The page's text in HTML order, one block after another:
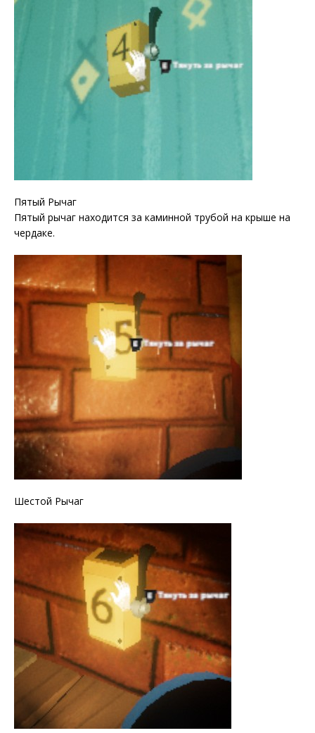
Пятый Рычаг
Пятый рычаг находится за каминной трубой на крыше на
чердаке.
Шестой Рычаг